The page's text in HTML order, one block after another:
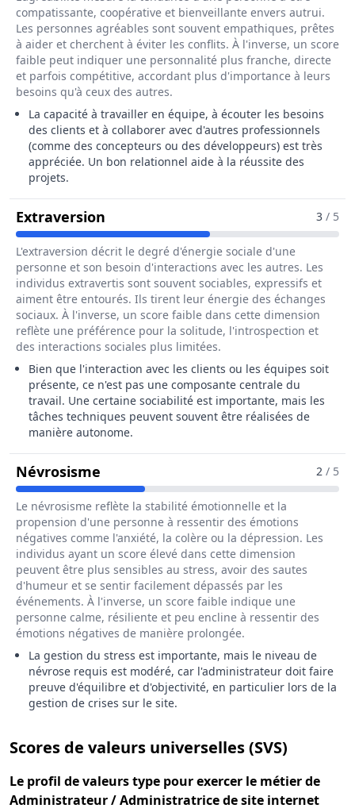
compatissante, coopérative et bienveillante envers autrui.
Les personnes agréables sont souvent empathiques, prêtes
à aider et cherchent à éviter les conflits. À l'inverse, un score
faible peut indiquer une personnalité plus franche, directe
et parfois compétitive, accordant plus d'importance à leurs
besoins qu'à ceux des autres.
La capacité à travailler en équipe, à écouter les besoins
des clients et à collaborer avec d'autres professionnels
(comme des concepteurs ou des développeurs) est très
appréciée. Un bon relationnel aide à la réussite des
projets.
Extraversion Pour Le Métier De 3 / 5
L'extraversion décrit le degré d'énergie sociale d'une
personne et son besoin d'interactions avec les autres. Les
individus extravertis sont souvent sociables, expressifs et
aiment être entourés. Ils tirent leur énergie des échanges
sociaux. À l'inverse, un score faible dans cette dimension
reflète une préférence pour la solitude, l'introspection et
des interactions sociales plus limitées.
Bien que l'interaction avec les clients ou les équipes soit
présente, ce n'est pas une composante centrale du
travail. Une certaine sociabilité est importante, mais les
tâches techniques peuvent souvent être réalisées de
manière autonome.
Névrosisme Pour Le Métier De 2 / 5
Le névrosisme reflète la stabilité émotionnelle et la
propension d'une personne à ressentir des émotions
négatives comme l'anxiété, la colère ou la dépression. Les
individus ayant un score élevé dans cette dimension
peuvent être plus sensibles au stress, avoir des sautes
d'humeur et se sentir facilement dépassés par les
événements. À l'inverse, un score faible indique une
personne calme, résiliente et peu encline à ressentir des
émotions négatives de manière prolongée.
La gestion du stress est importante, mais le niveau de
névrose requis est modéré, car l'administrateur doit faire
preuve d'équilibre et d'objectivité, en particulier lors de la
gestion de crises sur le site.
Scores de valeurs universelles (SVS)
Le profil de valeurs type pour exercer le métier de
Administrateur / Administratrice de site internet